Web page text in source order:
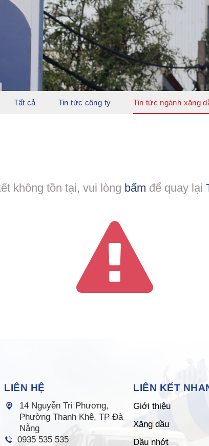
Tất cả Tin tức công ty Tin tức ngành xăng
không tồn tại, vui lòng bấm để quay lại
LIÊN HỆ
14 Nguyễn Tri Phương,
Phường Thanh Khê, TP Đà
Nẵng
0935 535 535
LIÊN KẾT
Giới thiệu
Xăng dầu
Dầu nhớt